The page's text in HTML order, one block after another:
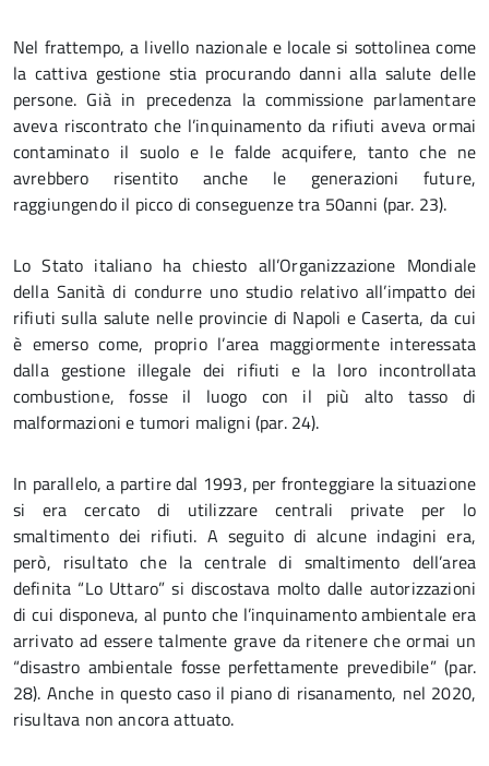
Nel frattempo, a livello nazionale e locale si sottolinea come
la cattiva gestione stia procurando danni alla salute delle
persone. Già in precedenza la commissione parlamentare
aveva riscontrato che l’inquinamento da rifiuti aveva ormai
contaminato il suolo e le falde acquifere, tanto che ne
avrebbero risentito anche le generazioni future,
raggiungendo il picco di conseguenze tra 50anni (par. 23).
Lo Stato italiano ha chiesto all’Organizzazione Mondiale
della Sanità di condurre uno studio relativo all’impatto dei
rifiuti sulla salute nelle provincie di Napoli e Caserta, da cui
è emerso come, proprio l’area maggiormente interessata
dalla gestione illegale dei rifiuti e la loro incontrollata
combustione, fosse il luogo con il più alto tasso di
malformazioni e tumori maligni (par. 24).
In parallelo, a partire dal 1993, per fronteggiare la situazione
si era cercato di utilizzare centrali private per lo
smaltimento dei rifiuti. A seguito di alcune indagini era,
però, risultato che la centrale di smaltimento dell’area
definita “Lo Uttaro” si discostava molto dalle autorizzazioni
di cui disponeva, al punto che l’inquinamento ambientale era
arrivato ad essere talmente grave da ritenere che ormai un
“disastro ambientale fosse perfettamente prevedibile” (par.
28). Anche in questo caso il piano di risanamento, nel 2020,
risultava non ancora attuato.